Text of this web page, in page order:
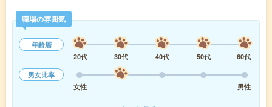
職場の雰囲気
年齢層
20代
30代 40代 50代
60代
男女比率
女性
男性